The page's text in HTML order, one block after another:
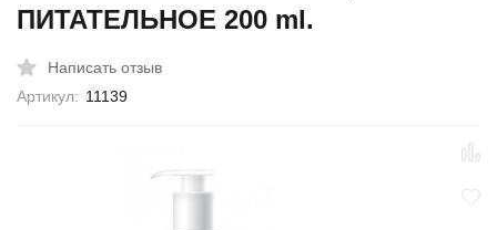
ПИТАТЕЛЬНОЕ 200 ml.
Написать отзыв
Артикул: 11139